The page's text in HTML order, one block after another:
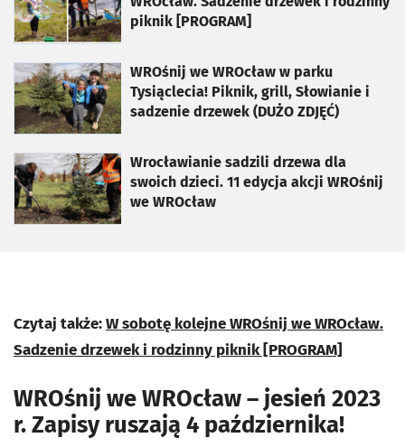
piknik [PROGRAM]
WROśnij we WROcław w parku
Tysiąclecia! Piknik, grill, Słowianie i
sadzenie drzewek (DUŻO ZDJĘĆ)
otworzy się w nowej karcie
Wrocławianie sadzili drzewa dla
swoich dzieci. 11 edycja akcji WROśnij
we WROcław
otworzy się w nowej karcie
Czytaj także:W sobotę kolejne WROśnij we WROcław.
Sadzenie drzewek i rodzinny piknik [PROGRAM]
WROśnij we WROcław – jesień 2023
r. Zapisy ruszają 4 października!